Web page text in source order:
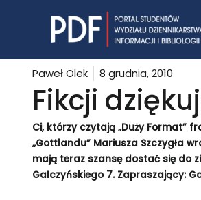
Paweł Olek 8 grudnia, 2010
Fikcji
Ci, którzy czytają „Duży Format”
„Gottlandu” Mariusza Szczygła
mają teraz szansę dostać się do
Gałczyńskiego 7. Zapraszający: